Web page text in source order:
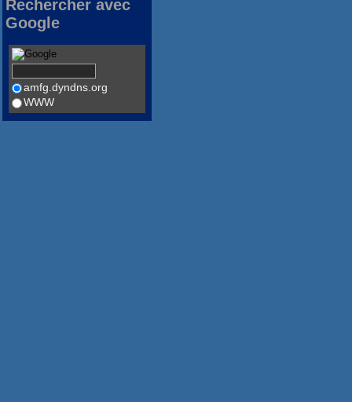
Rechercher avec
Google
amfg.dyndns.org
WWW